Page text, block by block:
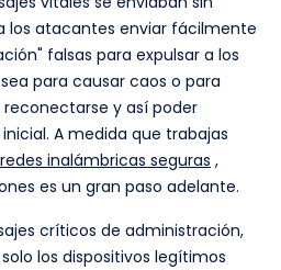
los atacantes enviar fácilmente
falsas para expulsar a los
para causar caos o para
y así poder
A medida que trabajas
redes inalámbricas seguras ,
es un gran paso adelante.
críticos de administración,
los dispositivos legítimos